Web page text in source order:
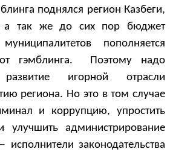
поднялся регион Казбеги,
а так же до сих пор бюджет
пополняется
гэмблинга. Поэтому надо
игорной отрасли
региона. Но это в том случае
и коррупцию, упростить
улучшить администрирование
исполнители законодательства